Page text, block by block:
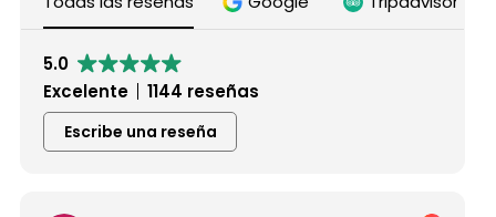
5.0
Excelente
1144 reseñas
Escribe una reseña